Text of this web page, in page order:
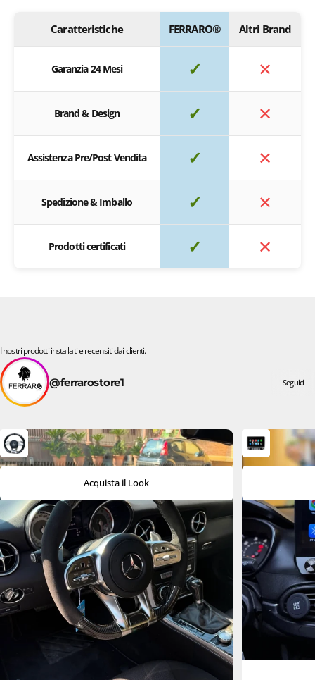
Caratteristiche FERRARO® Altri Brand
Garanzia 24 Mesi ✓ ✕
Brand & Design ✓ ✕
Assistenza Pre/Post Vendita ✓ ✕
Spedizione & Imballo ✓ ✕
Prodotti certificati ✓ ✕
I nostri prodotti installati e recensiti dai clienti.
@ferrarostore1 Seguici
Acquista il Look